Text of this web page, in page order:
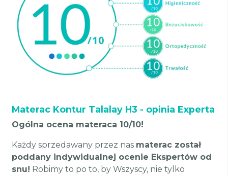
Materac Kontur Talalay H3 - opinia Experta
Ogólna ocena materaca 10/10!
Każdy sprzedawany przez nas materac został
poddany indywidualnej ocenie Ekspertów od
snu! Robimy to po to, by Wszyscy, nie tylko